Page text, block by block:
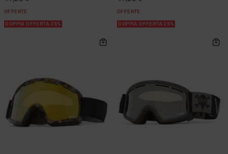
OFFERTE
DOPPIA OFFERTA 25%
OFFERTE
DOPPIA OFFERTA 25%